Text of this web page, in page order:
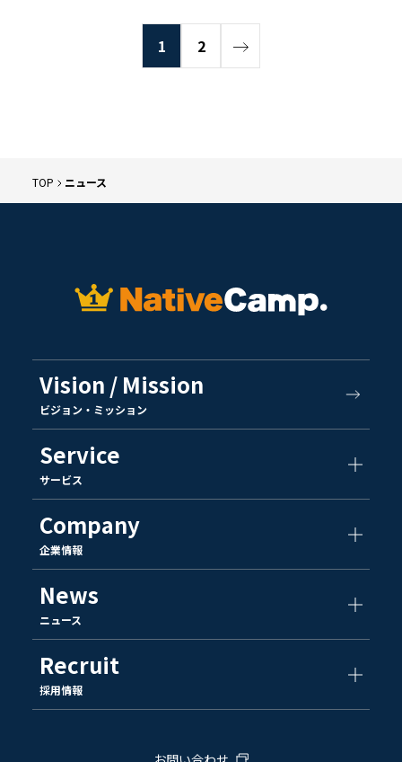
1 2
TOP ニュース
Vision / Mission
ビジョン・ミッション
Service
サービス
Company
企業情報
News
ニュース
Recruit
採用情報